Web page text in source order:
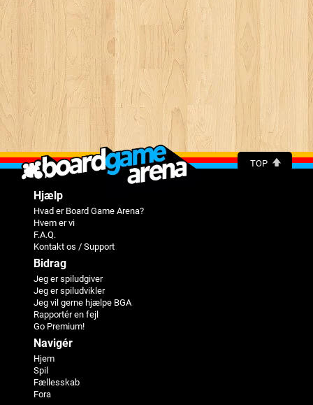
TOP
Hjælp
Hvad er Board Game Arena?
Hvem er vi
F.A.Q.
Kontakt os / Support
Bidrag
Jeg er spiludgiver
Jeg er spiludvikler
Jeg vil gerne hjælpe BGA
Rapportér en fejl
Go Premium!
Navigér
Hjem
Spil
Fællesskab
Fora